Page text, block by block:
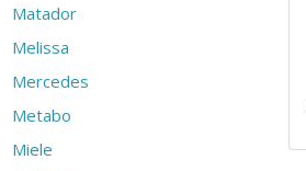
Matador
Melissa
Mercedes
Metabo
Miele